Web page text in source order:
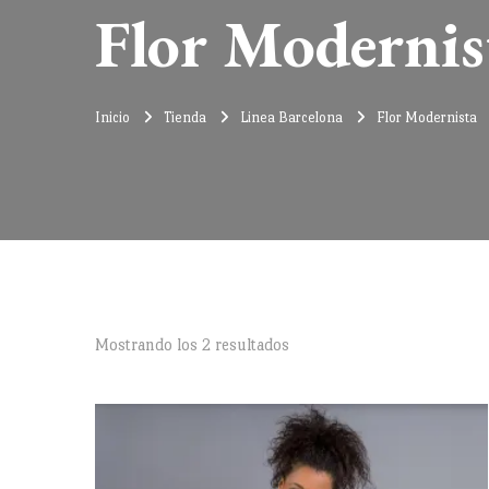
Flor
Inicio Tienda Linea Barcelona Flor Modernista
Mostrando los 2 resultados
precio:
alto
a